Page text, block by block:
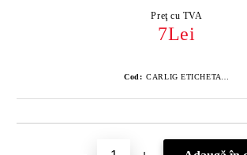
Preţ cu TVA
7Lei
Cod: